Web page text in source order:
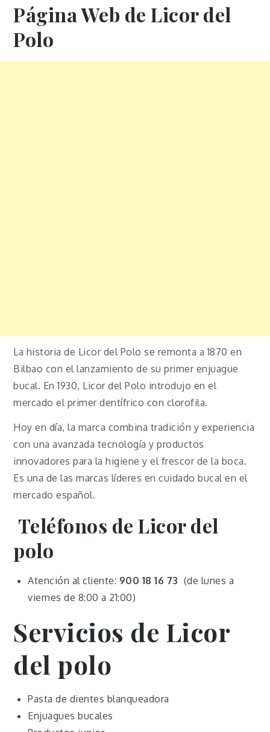
Página Web de Licor del
Polo
La historia de Licor del Polo se remonta a 1870 en
Bilbao con el lanzamiento de su primer enjuague
bucal. En 1930, Licor del Polo introdujo en el
mercado el primer dentífrico con clorofila.
Hoy en día, la marca combina tradición y experiencia
con una avanzada tecnología y productos
innovadores para la higiene y el frescor de la boca.
Es una de las marcas líderes en cuidado bucal en el
mercado español.
Teléfonos de Licor del
polo
Atención al cliente: 900 18 16 73 (de lunes a
viernes de 8:00 a 21:00)
Servicios de Licor
del polo
Pasta de dientes blanqueadora
Enjuagues bucales